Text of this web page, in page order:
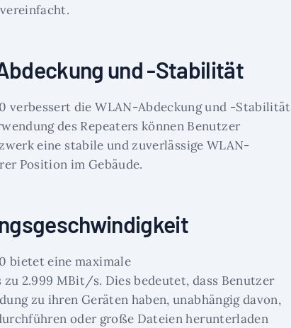
und -Stabilität
verbessert die WLAN-Abdeckung und -Stabilität
des Repeaters können Benutzer
eine stabile und zuverlässige WLAN-
Position im Gebäude.
bietet eine maximale
2.999 MBit/s. Dies bedeutet, dass Benutzer
zu ihren Geräten haben, unabhängig davon,
oder große Dateien herunterladen